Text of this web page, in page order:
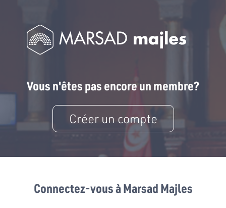
Vous n'êtes pas encore un membre?
Créer un compte
Connectez-vous à Marsad Majles